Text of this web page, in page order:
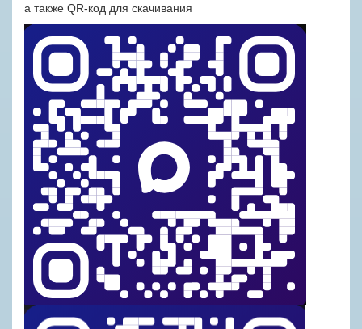
а также QR-код для скачивания